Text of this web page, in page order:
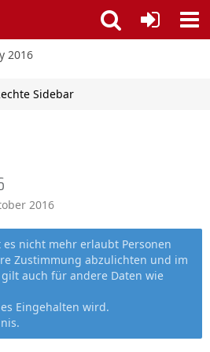
2016
2016
es nicht mehr erlaubt Personen
Zustimmung abzulichten und im
auch für andere Daten wie
Eingehalten wird.